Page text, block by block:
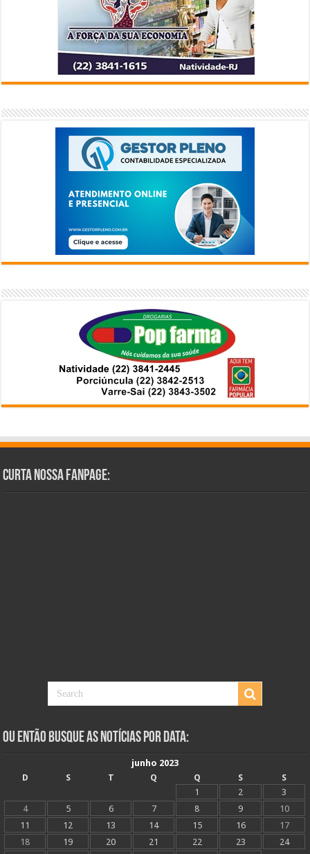
Curta Nossa Fanpage:
Ou Então Busque as Notícias Por Data:
junho 2023
D
S T Q Q S
S
1
2
3
4
5 6 7 8 9
10
11
12 13 14 15 16
17
18
19 20 21 22 23
24